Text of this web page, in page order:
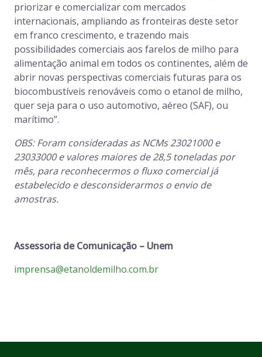
priorizar e comercializar com mercados
internacionais, ampliando as fronteiras deste setor
em franco crescimento, e trazendo mais
possibilidades comerciais aos farelos de milho para
alimentação animal em todos os continentes, além de
abrir novas perspectivas comerciais futuras para os
biocombustíveis renováveis como o etanol de milho,
quer seja para o uso automotivo, aéreo (SAF), ou
marítimo”.
OBS: Foram consideradas as NCMs 23021000 e
23033000 e valores maiores de 28,5 toneladas por
mês, para reconhecermos o fluxo comercial já
estabelecido e desconsiderarmos o envio de
amostras.
Assessoria de Comunicação – Unem
imprensa@etanoldemilho.com.br